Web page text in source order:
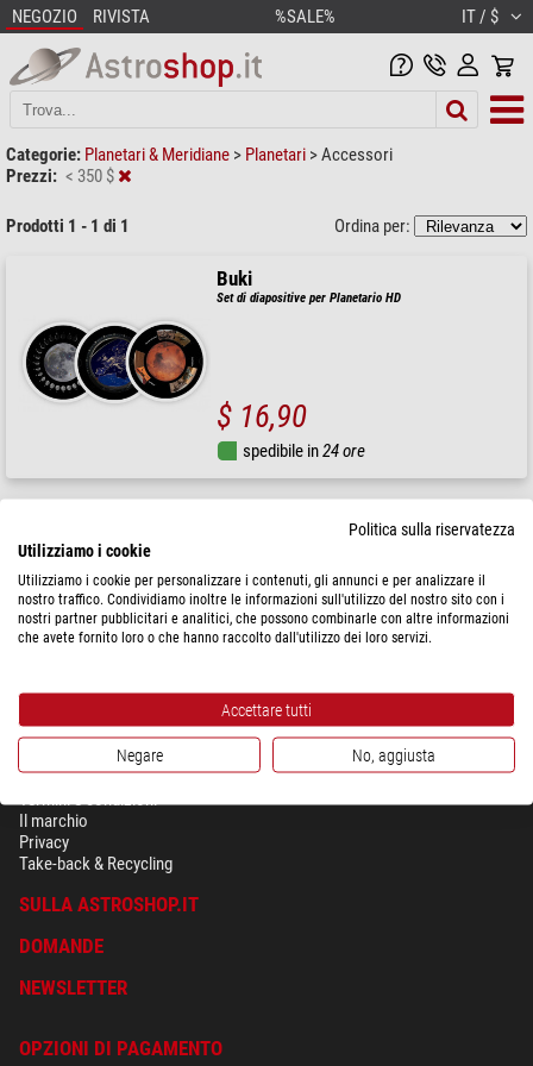
NEGOZIO RIVISTA %SALE% IT / $
Categorie: Planetari & Meridiane > Planetari >Accessori
Prezzi: < 350 $
Prodotti 1 - 1 di 1 Ordina per:
Buki
Set di diapositive per Planetario HD
$ 16,90
spedibile in24 ore
SICUREZZA & PRIVACY
Termini e condizioni
Il marchio
Privacy
Take-back & Recycling
SULLA ASTROSHOP.IT
DOMANDE
NEWSLETTER
OPZIONI DI PAGAMENTO
Politica sulla riservatezza
Utilizziamo i cookie
Utilizziamo i cookie per personalizzare i contenuti, gli annunci e per analizzare il
nostro traffico. Condividiamo inoltre le informazioni sull'utilizzo del nostro sito con i
nostri partner pubblicitari e analitici, che possono combinarle con altre informazioni
che avete fornito loro o che hanno raccolto dall'utilizzo dei loro servizi.
Accettare tutti
Negare No, aggiusta